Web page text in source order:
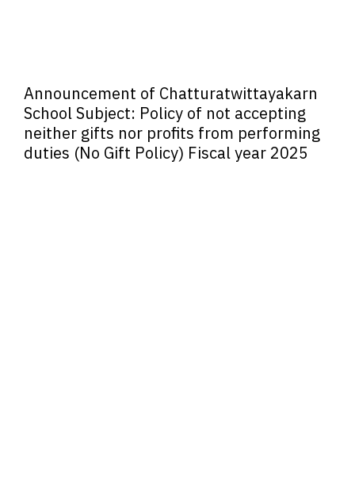
Announcement of Chatturatwittayakarn
School Subject: Policy of not accepting
neither gifts nor profits from performing
duties (No Gift Policy) Fiscal year 2025